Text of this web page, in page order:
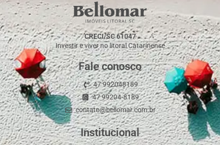
CRECI/SC 61047
Investir e viver no litoral Catarinense
Fale conosco
47 992048189
47 99204-8189
contato@bellomar.com.br
Institucional